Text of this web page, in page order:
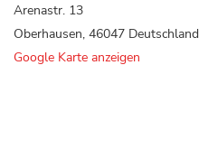
Arenastr. 13
Oberhausen, 46047 Deutschland
Google Karte anzeigen